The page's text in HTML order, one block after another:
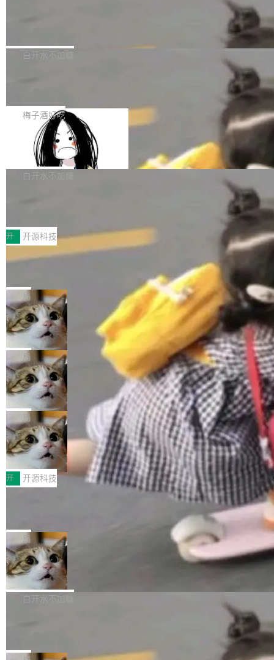
获配9...
题，该问题可能导致在旧版 Linux 内核...
P）！这一里程碑不仅标志着 Fluss 迈入新的发
长期停止内容更新，未能实现其作为“AI版维基百
提交的编辑请求也长期处于待处理状态。 Groki
pedia 于去年底上线，定位为由人工智能生成内
容的百科平台，被马斯克视为传统众包百科网站
维基百科的替代方案。Lawfare 调查发现，无论
热门页面还是低关注度页面，均未出现近期更
白开水不加糖
是这样的：配 MessageSource 的 Bean、写 R
eloadableResourceBundleMessageSource、
声明 LocaleResolver、注册 LocaleChangeInt
erceptor…五六步之后才能看到第一行翻译文
本。 Solon 换了个方式。整个 i18n 模块围绕三
梅子酒好吃
Apache Doris 4.1 全面增强 Iceberg：
支持 UPDATE、MERGE INTO 与 Iceb
erg V3
Apache Doris 4.1 要补齐的，正是缺失的那一
半。在已有查询能力的基础上，Doris 进一步支
常维护操作，并完整支持 Iceberg V3 格式。
白开水不加糖
村国家自主创新示范区会议中心开幕。本届大会
由中关村智联软件服务业质量创新联盟主办，以
“智构可信·质创未来——AI原生时代的质量新范
式”为主题，直面AI从实验室走向规模化产业落地
的核心质量命题。会上，《2026智能研发生产力
工具选型手册》发布，Testin云测的Testin XAge
nt智能测试系统入选AI测试领域代表产品。对CI
O而言，这提示了一个转变：AI测试正在从效率
工具升级为企业的质量基础设施。 CIO面对的新
现实 过去两年，CIO们的焦虑清单上多了两项：
一是如何让大模型和智能体应用安全地从PoC走
向生产，二是如何让测试团队跟得上AI应用...
开 开源科技
让非法状态不可表示：一篇关于 ADT
有一种东西，一旦用过就回不去了。Alex Fedos
eev 管它叫"软件设计的基石"。 他说的东西不新
鲜——代数数据类型（ADT），尤其是和类型
（sum type）。但他说清楚了一件事：这不是类
型系统的学术体操，是日常编码的思维方式。 文
章从一个简单的例子切入。一个网站的深色主题
设置，如果用布尔值 + 可空字段来表示——bool
ean 表示是否可切换，nullable 的默认模式、浅
色方案、深色方案——会产生大量无意义的组
合。方案缺了、配置冲突了、全 null 了。要知道
哪些组合有效，作者说，你得靠"文档、校验、或
者部落知识"。 换个写法。Rust 的 enum，两个
变体：Switchable...
局
Cloudflare 开源内部企业 AI 平台 Clou
dflare OS
Cloudflare 发布了一个开源项目 Cloudflare O
S。如果你只看官方博客，你会觉得这是又一
个"AI 知识库 + 聊天机器人"——每个大厂都在
做，没什么新鲜的。 但 Kenton Varda 在 Twitte
r 上把事情说清楚了： 今天我们发布了 Cloudfla
re OS，一个带连接器的聊天机器人，跟其他所
有科技公司做的一样。只不过，实际上它不一
样。这是 Sandstorm.io 的重制版，我十年前的
那个创业公司。不同的是，这次它构建在 Cloudf
lare Workers 上——我花了九年时间搭建的平台
——并且深度集成了 AI。这基本上是我十年秘密
局
Deno 团队开源 Celld，可自托管的分
布式 Durable Objects
Ryan Dahl 领导的 Deno 团队推出了最新开源项
目 Celld，一个能在自己机器上运行 Cloudflare
Workers 和 Durable Objects 的守护进程。 设
计思路很直接：每个对象是一个独立的 SQLite
数据库，按名称寻址，复制到你自己的 S3 兼容
存储库里。节点之间只通过这个存储库协调——
没有控制平面，没有共识协议。每个对象自带一
个小型数据库，应用天然按分片构建，单个数据
库的竞争和爆炸半径问题在设计层面就被消除
了。 闲置的 cell 会休眠到几乎不占资源。当 cel
l 迁移或唤醒时，新宿主从 S3 恢复 SQLite 数据
库继续执行。存储库是持久化的唯一真相...
局
鲁大师7月新机性能/流畅/AI榜：vivo夺
性能、流畅双第一，三星Galaxy Z系列
新折叠缺席
2026年7月的手机市场，由于存储等硬件成本暴
增，手机厂商的日子也不好过啊，新机速度明显
放缓，因此硝烟味淡了许多。新机参数规格除开
高价的三星折叠（三星Galaxy Z Fold8 Ultra / Z
Fold8 / Z Flip8）外，其余要么是中低端机器，
例如iQOO Z11i、REDMI Note 17、REDMI No
te 17 Pro、OPPO K15，要么是vivo X300 E这
样的次旗舰。 Galaxy Z Fold8 Ultra / Z Fold8 /
Z Flip8三款折叠屏新机均在7月22日发布，且全
部搭载骁龙8 Elite Gen5 for Galaxy，它们本该
开 开源科技
Zed 编辑器团队发布了新项目——DeltaDB，一
个在 git commit 之间记录每一次编辑操作的版
本控制系统。目前处于 Early Access 阶段。 De
ltaDB 的核心思路直接写在 landing page 最显
眼的位置：「Software is made between com
mits」——软件是在 commit 之间写出来的。git
是把这段空隙补上。 回退到任何一次编辑：Delt
局
SpaceXAI 单季资本开支达 183 亿美元
根据风险投资人Tomer Tunguz 博客（VC 分
析）披露的最新分析与第二季度业绩报告，Spac
微软同期总资本开支的四成。 与亚马逊、Alpha
白开水不加糖
一个在终端里运行的编程 agent；Muse Spark